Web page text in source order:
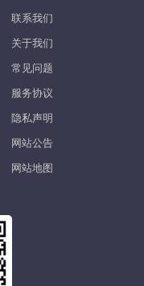
联系我们
关于我们
常见问题
服务协议
隐私声明
网站公告
网站地图